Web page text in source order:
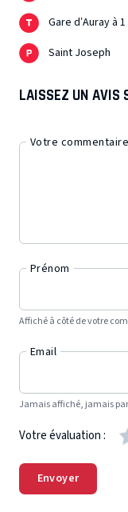
Gare d’Auray à
Saint Joseph
LAISSEZ UN AVIS
Votre commentaire
Prénom
Affiché à côté de votre
Email
Jamais affiché, jamais
Votre évaluation :
Envoyer